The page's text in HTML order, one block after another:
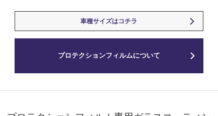
車種サイズはコチラ
プロテクションフィルムについて